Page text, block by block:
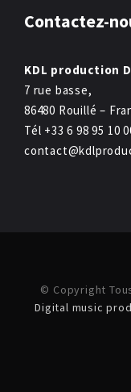
Contactez-
KDL production
7 rue basse,
86480 Rouillé –
Tél +33 6 98 95 10
© Copyright
Digital music